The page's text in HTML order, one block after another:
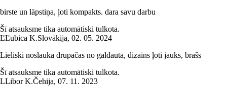
birste un lāpstiņa, ļoti kompakts. dara savu darbu
Šī atsauksme tika automātiski tulkota.
ĽĽubica K.Slovākija, 02. 05. 2024
Lieliski noslauka drupačas no galdauta, dizains ļoti jauks, brašs
Šī atsauksme tika automātiski tulkota.
LLibor K.Čehija, 07. 11. 2023